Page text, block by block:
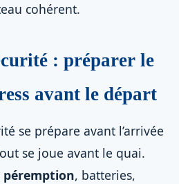
cohérent.
: préparer le
avant le départ
se prépare avant l’arrivée
se joue avant le quai.
péremption, batteries,